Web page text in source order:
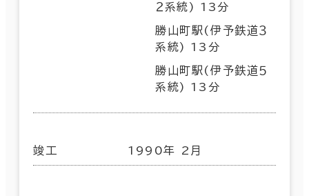
２系統) 13分
勝山町駅(伊予鉄道３
系統) 13分
勝山町駅(伊予鉄道５
系統) 13分
竣工 1990年 2月